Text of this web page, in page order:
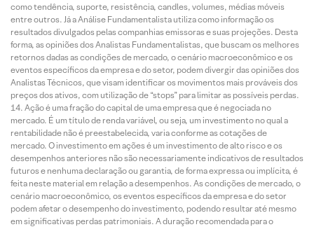
como tendência, suporte, resistência, candles, volumes, médias móveis
entre outros. Já a Análise Fundamentalista utiliza como informação os
resultados divulgados pelas companhias emissoras e suas projeções. Desta
forma, as opiniões dos Analistas Fundamentalistas, que buscam os melhores
retornos dadas as condições de mercado, o cenário macroeconômico e os
eventos específicos da empresa e do setor, podem divergir das opiniões dos
Analistas Técnicos, que visam identificar os movimentos mais prováveis dos
preços dos ativos, com utilização de “stops” para limitar as possíveis perdas.
Ação é uma fração do capital de uma empresa que é negociada no
mercado. É um título de renda variável, ou seja, um investimento no qual a
rentabilidade não é preestabelecida, varia conforme as cotações de
mercado. O investimento em ações é um investimento de alto risco e os
desempenhos anteriores não são necessariamente indicativos de resultados
futuros e nenhuma declaração ou garantia, de forma expressa ou implícita, é
feita neste material em relação a desempenhos. As condições de mercado, o
cenário macroeconômico, os eventos específicos da empresa e do setor
podem afetar o desempenho do investimento, podendo resultar até mesmo
em significativas perdas patrimoniais. A duração recomendada para o